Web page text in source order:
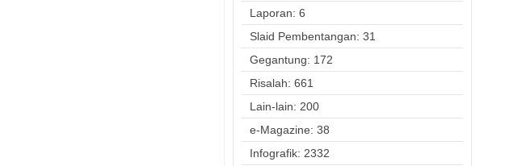
Laporan: 6
Slaid Pembentangan: 31
Gegantung: 172
Risalah: 661
Lain-lain: 200
e-Magazine: 38
Infografik: 2332